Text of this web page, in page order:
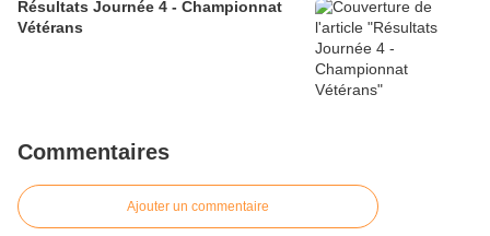
Résultats Journée 4 - Championnat
Vétérans
Commentaires
Ajouter un commentaire